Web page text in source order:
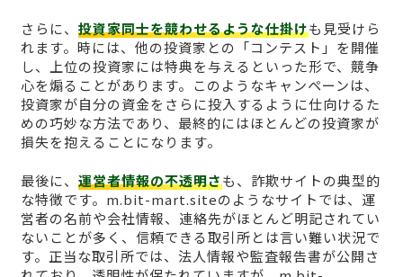
さらに、 投資家同士を競わせるような仕掛けも見受けら
れます。時には、他の投資家との「コンテスト」を開催
し、上位の投資家には特典を与えるといった形で、競争
心を煽ることがあります。このようなキャンペーンは、
投資家が自分の資金をさらに投入するように仕向けるた
めの巧妙な方法であり、最終的にはほとんどの投資家が
損失を抱えることになります。
最後に、 運営者情報の不透明さも、詐欺サイトの典型的
な特徴です。m.bit-mart.siteのようなサイトでは、運
営者の名前や会社情報、連絡先がほとんど明記されてい
ないことが多く、信頼できる取引所とは言い難い状況で
す。正当な取引所では、法人情報や監査報告書が公開さ